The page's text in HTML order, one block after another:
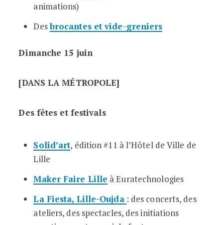
animations)
Desbrocantes et vide-greniers
Dimanche 15 juin
[DANS LA MÉTROPOLE]
Des fêtes et festivals
Solid’art, édition #11 à l’Hôtel de Ville de
Lille
Maker Faire Lille à Euratechnologies
La Fiesta, Lille-Oujda : des concerts, des
ateliers, des spectacles, des initiations